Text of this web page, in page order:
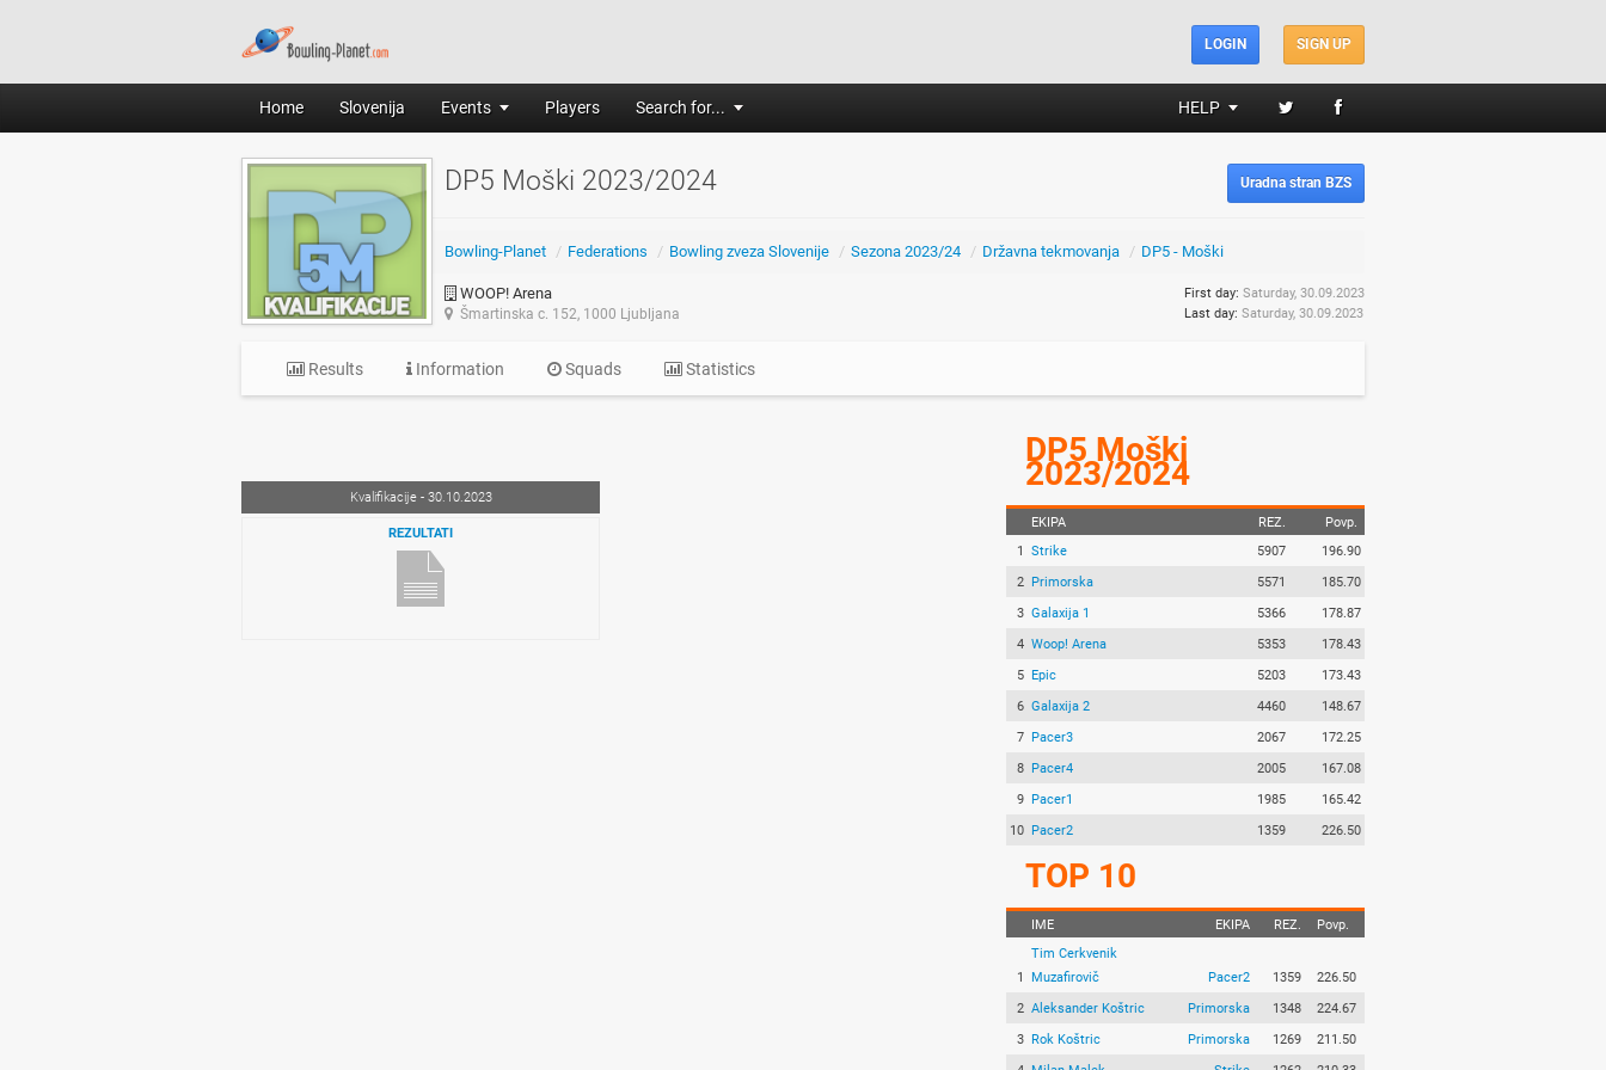
SIGN UP
LOGIN
Home Slovenija Events Players Search for... HELP
DP5 Moški 2023/2024 Uradna stran BZS
Bowling-Planet / Federations / Bowling zveza Slovenije / Sezona 2023/24 / Državna tekmovanja / DP5 - Moški
WOOP! Arena
Šmartinska c. 152, 1000 Ljubljana
First day: Saturday, 30.09.2023
Last day: Saturday, 30.09.2023
Results Information Squads Statistics
Kvalifikacije - 30.10.2023
REZULTATI
DP5 Moški
2023/2024
EKIPA REZ.
Povp.
1
Strike 5907
196.90
2 Primorska 5571
185.70
3 Galaxija 1 5366
178.87
4 Woop! Arena 5353
178.43
5 Epic 5203
173.43
6 Galaxija 2 4460
148.67
7 Pacer3 2067
172.25
8 Pacer4 2005
167.08
9 Pacer1 1985
165.42
10 Pacer2 1359 226.50
TOP 10
IME EKIPA REZ. Povp.
1
Tim Cerkvenik
Muzafirovič
Pacer2 1359
226.50
2 Aleksander Koštric Primorska 1348
224.67
3 Rok Koštric Primorska 1269
211.50